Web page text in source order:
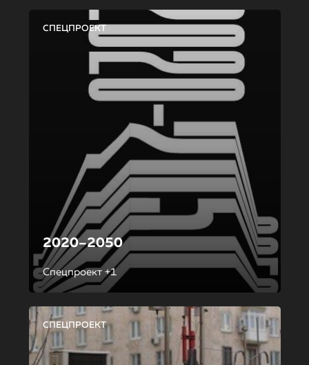
СПЕЦПРОЕКТ
2020–2050
Спецпроект +1
СПЕЦПРОЕКТ